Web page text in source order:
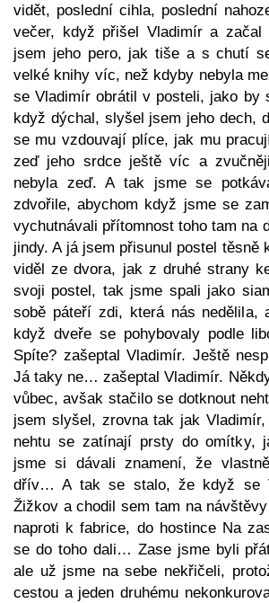
vidět, poslední cihla, poslední
večer, když přišel Vladimír a
jsem jeho pero, jak tiše a s chutí
velké knihy víc, než kdyby nebyla
se Vladimír obrátil v posteli, jako by
když dýchal, slyšel jsem jeho dech,
se mu vzdouvají plíce, jak mu
zeď jeho srdce ještě víc a
nebyla zeď. A tak jsme se
zdvořile, abychom když jsme se
vychutnávali přítomnost toho tam na
jindy. A já jsem přisunul postel těsně
viděl ze dvora, jak z druhé strany
svoji postel, tak jsme spali jako
sobě páteří zdi, která nás nedělila,
když dveře se pohybovaly podle
Spíte? zašeptal Vladimír. Ještě
Já taky ne… zašeptal Vladimír.
vůbec, avšak stačilo se dotknout
jsem slyšel, zrovna tak jak
nehtu se zatínají prsty do omítky,
jsme si dávali znamení, že
dřív… A tak se stalo, že když se
Žižkov a chodil sem tam na
naproti k fabrice, do hostince Na
se do toho dali… Zase jsme byli
ale už jsme na sebe nekřičeli,
cestou a jeden druhému